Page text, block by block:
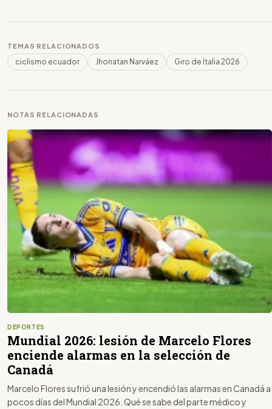
TEMAS RELACIONADOS
ciclismo ecuador Jhonatan Narváez Giro de Italia 2026
NOTAS RELACIONADAS
DEPORTES
Mundial 2026: lesión de Marcelo Flores
enciende alarmas en la selección de
Canadá
Marcelo Flores sufrió una lesión y encendió las alarmas en Canadá a
pocos días del Mundial 2026. Qué se sabe del parte médico y